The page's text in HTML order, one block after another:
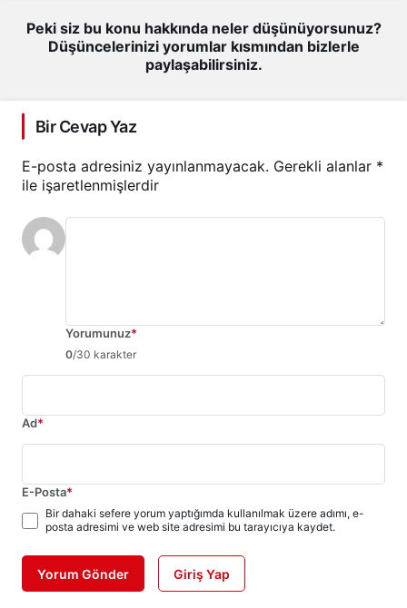
Peki siz bu konu hakkında neler düşünüyorsunuz?
Düşüncelerinizi yorumlar kısmından bizlerle
paylaşabilirsiniz.
Bir Cevap Yaz
E-posta adresiniz yayınlanmayacak. Gerekli alanlar *
ile işaretlenmişlerdir
Yorumunuz*
0/30 karakter
Ad*
E-Posta*
Bir dahaki sefere yorum yaptığımda kullanılmak üzere adımı, e-
posta adresimi ve web site adresimi bu tarayıcıya kaydet.
Yorum Gönder Giriş Yap